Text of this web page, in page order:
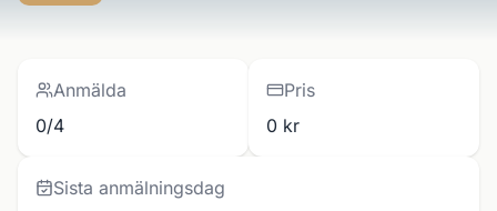
Anmälda
0/4
Pris
0 kr
Sista anmälningsdag